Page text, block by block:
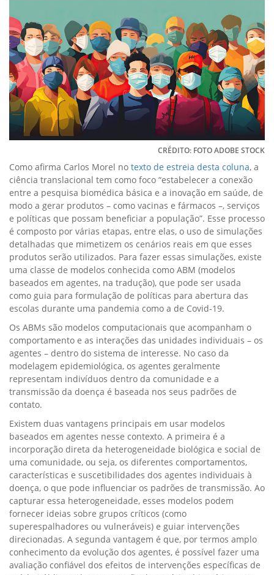
CRÉDITO: FOTO ADOBE STOCK
Como afirma Carlos Morel no texto de estreia desta coluna, a
ciência translacional tem como foco “estabelecer a conexão
entre a pesquisa biomédica básica e a inovação em saúde, de
modo a gerar produtos – como vacinas e fármacos –, serviços
e políticas que possam beneficiar a população”. Esse processo
é composto por várias etapas, entre elas, o uso de simulações
detalhadas que mimetizem os cenários reais em que esses
produtos serão utilizados. Para fazer essas simulações, existe
uma classe de modelos conhecida como ABM (modelos
baseados em agentes, na tradução), que pode ser usada
como guia para formulação de políticas para abertura das
escolas durante uma pandemia como a de Covid-19.
Os ABMs são modelos computacionais que acompanham o
comportamento e as interações das unidades individuais – os
agentes – dentro do sistema de interesse. No caso da
modelagem epidemiológica, os agentes geralmente
representam indivíduos dentro da comunidade e a
transmissão da doença é baseada nos seus padrões de
contato.
Existem duas vantagens principais em usar modelos
baseados em agentes nesse contexto. A primeira é a
incorporação direta da heterogeneidade biológica e social de
uma comunidade, ou seja, os diferentes comportamentos,
características e suscetibilidades dos agentes individuais à
doença, o que pode influenciar os padrões de transmissão. Ao
capturar essa heterogeneidade, esses modelos podem
fornecer ideias sobre grupos críticos (como
superespalhadores ou vulneráveis) e guiar intervenções
direcionadas. A segunda vantagem é que, por termos amplo
conhecimento da evolução dos agentes, é possível fazer uma
avaliação confiável dos efeitos de intervenções específicas de